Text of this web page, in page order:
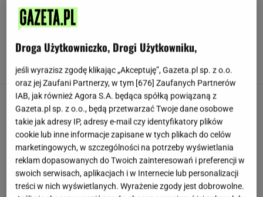
SUBSKRYPCJA
Gawryluk reaguje na krytykę po debacie u
Nawrockiego. Co na to Polsat?
Droga Użytkowniczko, Drogi Użytkowniku,
jeśli wyrazisz zgodę klikając „Akceptuję”, Gazeta.pl sp. z o.o.
oraz jej Zaufani Partnerzy, w tym [676] Zaufanych Partnerów
IAB, jak również Agora S.A. będąca spółką powiązaną z
Gazeta.pl sp. z o.o., będą przetwarzać Twoje dane osobowe
takie jak adresy IP, adresy e-mail czy identyfikatory plików
cookie lub inne informacje zapisane w tych plikach do celów
marketingowych, w szczególności na potrzeby wyświetlania
reklam dopasowanych do Twoich zainteresowań i preferencji w
swoich serwisach, aplikacjach i w Internecie lub personalizacji
treści w nich wyświetlanych. Wyrażenie zgody jest dobrowolne.